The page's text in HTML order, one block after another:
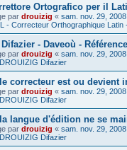
Ortografico per il
par drouizig « sam. nov. 29,
- Correcteur Orthographique Latin
- Daveoù -
par drouizig « sam. nov. 29,
Difazier
correcteur est ou devient
par drouizig « sam. nov. 29,
Difazier
langue d'édition ne se
par drouizig « sam. nov. 29,
Difazier